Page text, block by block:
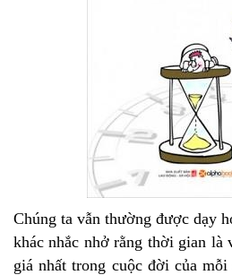
Chúng ta vẫn thường được dạy
khác nhắc nhở rằng thời gian là
giá nhất trong cuộc đời của